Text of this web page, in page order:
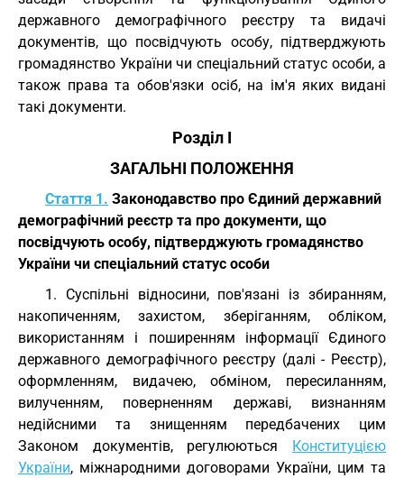
державного демографічного реєстру та видачі
документів, що посвідчують особу, підтверджують
громадянство України чи спеціальний статус особи, а
також права та обов'язки осіб, на ім'я яких видані
такі документи.
Розділ I
ЗАГАЛЬНІ ПОЛОЖЕННЯ
Стаття 1. Законодавство про Єдиний державний
демографічний реєстр та про документи, що
посвідчують особу, підтверджують громадянство
України чи спеціальний статус особи
1. Суспільні відносини, пов'язані із збиранням,
накопиченням, захистом, зберіганням, обліком,
використанням і поширенням інформації Єдиного
державного демографічного реєстру (далі - Реєстр),
оформленням, видачею, обміном, пересиланням,
вилученням, поверненням державі, визнанням
недійсними та знищенням передбачених цим
Законом документів, регулюються Конституцією
України, міжнародними договорами України, цим та